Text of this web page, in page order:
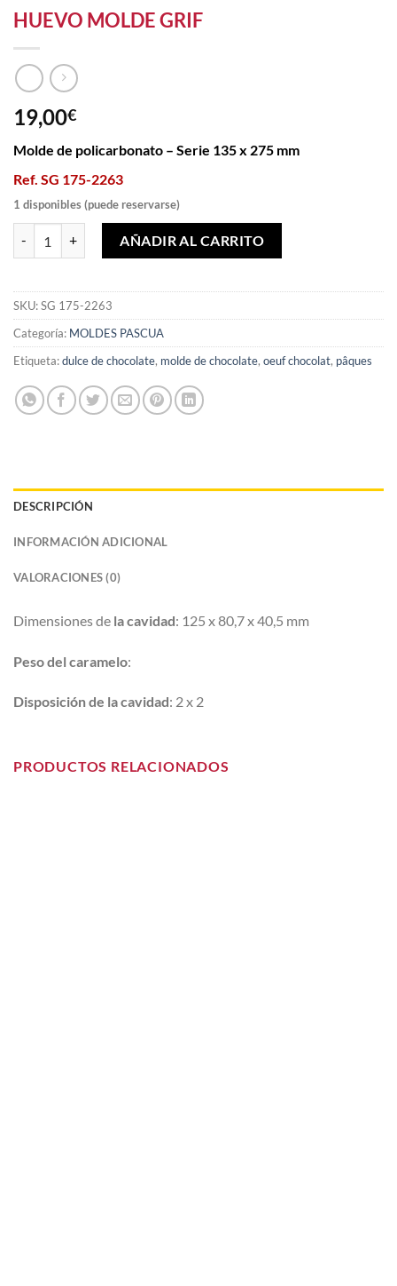
HUEVO MOLDE GRIF
19,00€
Molde de policarbonato – Serie 135 x 275 mm
Ref. SG 175-2263
1 disponibles (puede reservarse)
HUEVO MOLDE GRIF cantidadAÑADIR AL CARRITO
SKU:SG 175-2263
Categoría: MOLDES PASCUA
Etiqueta:dulce de chocolate, molde de chocolate, oeuf chocolat, pâques
DESCRIPCIÓN
INFORMACIÓN ADICIONAL
VALORACIONES (0)
Dimensiones de la cavidad: 125 x 80,7 x 40,5 mm
Peso del caramelo:
Disposición de la cavidad: 2 x 2
PRODUCTOS RELACIONADOS